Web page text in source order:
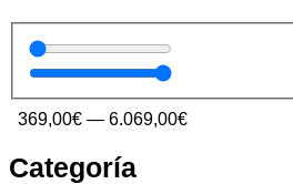
369,00€ — 6.069,00€
Categoría